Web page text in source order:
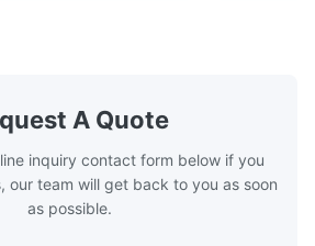
in the temperature
so there
A Quote
inquiry contact form below if you
our team will get back to you as soon
as possible.